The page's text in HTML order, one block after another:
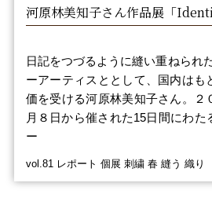
河原林美知子さん作品展「
日記をつづるように縫い重ねられ
ーアーティスととして、国内はも
価を受ける河原林美知子さん。２
月８日から催された15日間にわた
ー
vol.81 レポート 個展 刺繍 春 縫う 織り